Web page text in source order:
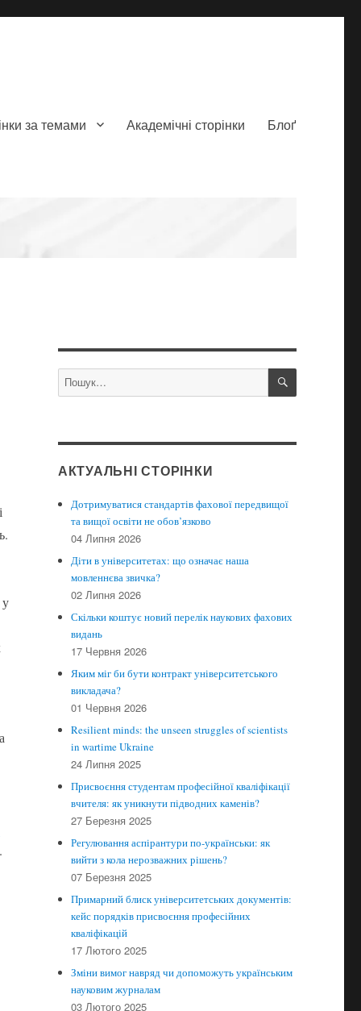
за темами Академічні сторінки Блоґ
Пошук
за
ШУКАТИ
АКТУАЛЬНІ СТОРІНКИ
Дотримуватися стандартів фахової передвищої
та вищої освіти не обов’язково
04 Липня 2026
Діти в університетах: що означає наша
мовленнєва звичка?
02 Липня 2026
Скільки коштує новий перелік наукових фахових
видань
17 Червня 2026
Яким міг би бути контракт університетського
викладача?
01 Червня 2026
Resilient minds: the unseen struggles of scientists
in wartime Ukraine
24 Липня 2025
Присвоєння студентам професійної кваліфікації
вчителя: як уникнути підводних каменів?
27 Березня 2025
Регулювання аспірантури по-українськи: як
вийти з кола нерозважних рішень?
07 Березня 2025
Примарний блиск університетських документів:
кейс порядків присвоєння професійних
кваліфікацій
17 Лютого 2025
Зміни вимог навряд чи допоможуть українським
науковим журналам
03 Лютого 2025